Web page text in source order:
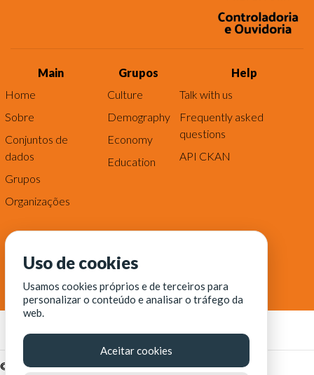
Main
Home
Sobre
Conjuntos de
dados
Grupos
Organizações
Grupos
Culture
Demography
Economy
Education
Help
Talk with us
Frequently asked
questions
API CKAN
© Fortaleza Digital || CITINOVA - Fundação de Ciência,
Uso de cookies
Usamos cookies próprios e de terceiros para
personalizar o conteúdo e analisar o tráfego da
web.
Aceitar cookies